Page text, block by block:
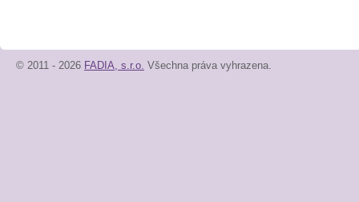
© 2011 - 2026 FADIA, s.r.o. Všechna práva vyhrazena.